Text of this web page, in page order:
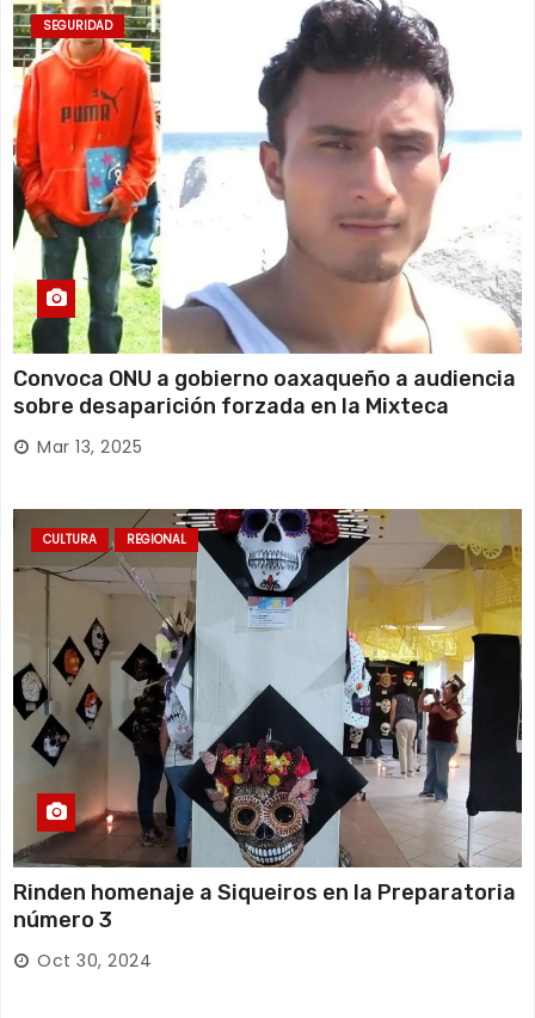
SEGURIDAD
Convoca ONU a gobierno oaxaqueño a audiencia
sobre desaparición forzada en la Mixteca
Mar 13, 2025
CULTURA REGIONAL
Rinden homenaje a Siqueiros en la Preparatoria
número 3
Oct 30, 2024